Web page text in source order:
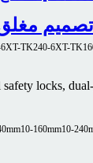
XT-TK240-6XT-
10-160mm10-
locks,